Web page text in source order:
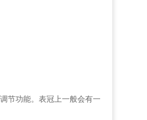
节功能。表冠上一般会有一